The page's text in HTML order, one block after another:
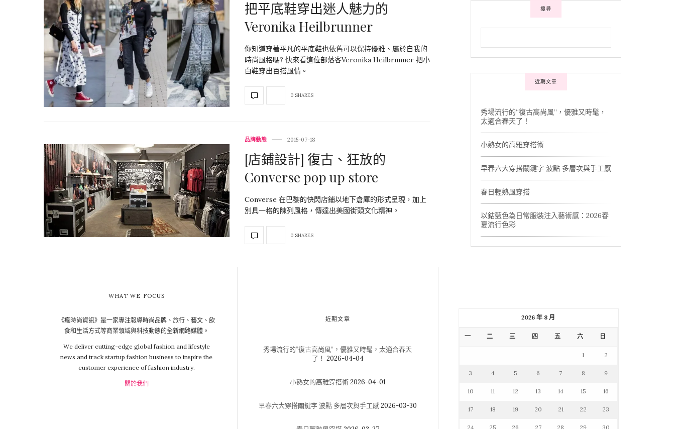
把平底鞋穿出迷人魅力的
Veronika Heilbrunner
你知道穿著平凡的平底鞋也依舊可以保持優雅、屬於自我的
時尚風格嗎? 快來看這位部落客Veronika Heilbrunner 把小
白鞋穿出百搭風情。
0 SHARES
品牌動態 2015-07-18
[店鋪設計] 復古、狂放的
Converse pop up store
Converse 在巴黎的快閃店鋪以地下倉庫的形式呈現，加上
別具一格的陳列風格，傳達出美國街頭文化精神。
0 SHARES
搜尋
近期文章
秀場流行的“復古高尚風”，優雅又時髦，
太適合春天了！
小熟女的高雅穿搭術
早春六大穿搭關鍵字 波點 多層次與手工感
春日輕熟風穿搭
以鈷藍色為日常服裝注入藝術感：2026春
夏流行色彩
WHAT WE FOCUS
《瘋時尚資訊》是一家專注報導時尚品牌、旅行、藝文、飲
食和生活方式等商業領域與科技動態的全新網路媒體。
We deliver cutting-edge global fashion and lifestyle
news and track startup fashion business to inspire the
customer experience of fashion industry.
關於我們
近期文章
秀場流行的“復古高尚風”，優雅又時髦，太適合春天
了！ 2026-04-04
小熟女的高雅穿搭術2026-04-01
早春六大穿搭關鍵字 波點 多層次與手工感2026-03-30
2026 年 8 月
一 二 三 四 五 六 日
1 2
3 4 5 6 7 8 9
10 11 12 13 14 15 16
17 18 19 20 21 22 23
24 25 26 27 28 29 30